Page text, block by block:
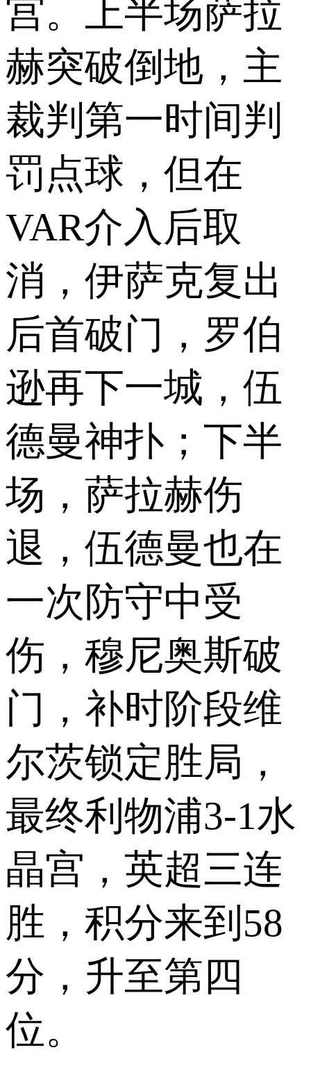
宫。上半场萨拉
赫突破倒地，主
裁判第一时间判
罚点球，但在
VAR介入后取
消，伊萨克复出
后首破门，罗伯
逊再下一城，伍
德曼神扑；下半
场，萨拉赫伤
退，伍德曼也在
一次防守中受
伤，穆尼奥斯破
门，补时阶段维
尔茨锁定胜局，
最终利物浦3-1水
晶宫，英超三连
胜，积分来到58
分，升至第四
位。